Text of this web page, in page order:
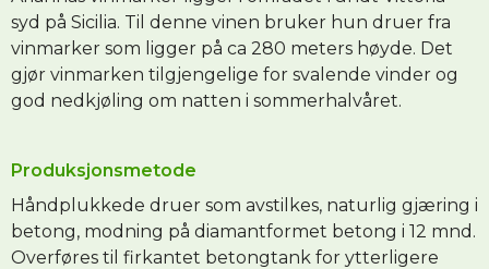
syd på Sicilia. Til denne vinen bruker hun druer fra
vinmarker som ligger på ca 280 meters høyde. Det
gjør vinmarken tilgjengelige for svalende vinder og
god nedkjøling om natten i sommerhalvåret.
Produksjonsmetode
Håndplukkede druer som avstilkes, naturlig gjæring i
betong, modning på diamantformet betong i 12 mnd.
Overføres til firkantet betongtank for ytterligere